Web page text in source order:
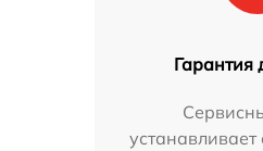
Гарантия